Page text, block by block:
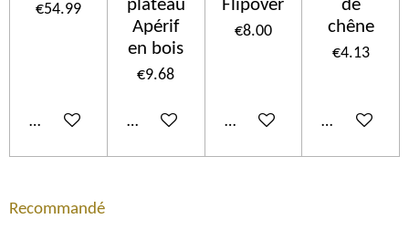
€54.99
Add to cart
plateau
Apérif
en bois
€9.68
Add to cart
Flipover
€8.00
Add to cart
de
chêne
€4.13
Add to cart
Recommandé